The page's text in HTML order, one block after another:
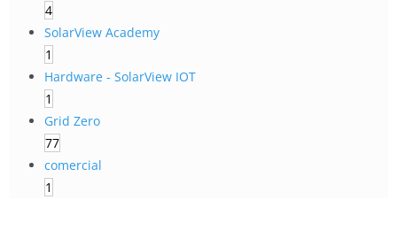
4
SolarView Academy
1
Hardware - SolarView IOT
1
Grid Zero
77
comercial
1